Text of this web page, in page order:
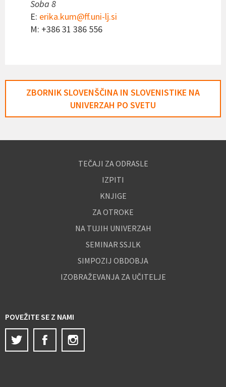
Soba 8
E: erika.kum@ff.uni-lj.si
M: +386 31 386 556
ZBORNIK SLOVENŠČINA IN SLOVENISTIKE NA
UNIVERZAH PO SVETU
TEČAJI ZA ODRASLE
IZPITI
KNJIGE
ZA OTROKE
NA TUJIH UNIVERZAH
SEMINAR SSJLK
SIMPOZIJ OBDOBJA
IZOBRAŽEVANJA ZA UČITELJE
POVEŽITE SE Z NAMI
Twitter
Facebook